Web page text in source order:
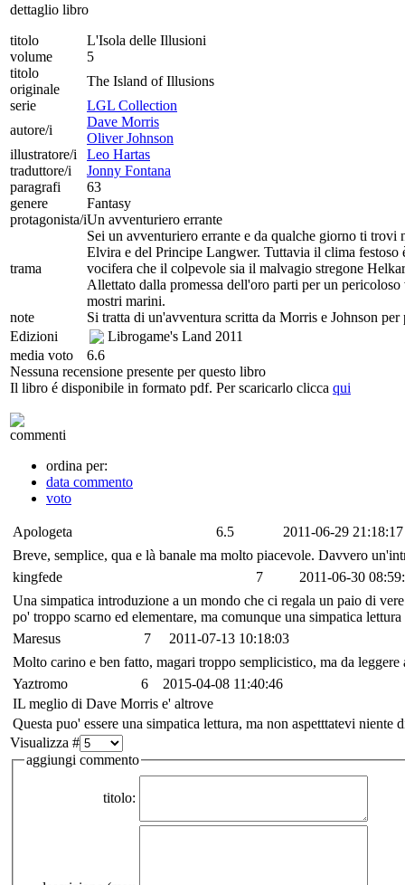
dettaglio libro
titolo
L'Isola delle Illusioni
volume
5
titolo
originale
The Island of Illusions
serie
LGL Collection
autore/i
Dave Morris
Oliver Johnson
illustratore/i
Leo Hartas
traduttore/i
Jonny Fontana
paragrafi
63
genere
Fantasy
protagonista/iUn avventuriero errante
trama
Sei un avventuriero errante e da qualche giorno ti
Elvira e del Principe Langwer. Tuttavia il clima
vocifera che il colpevole sia il malvagio stregone
Allettato dalla promessa dell'oro parti per un
mostri marini.
note
Si tratta di un'avventura scritta da Morris e Johnson
Edizioni
Librogame's Land 2011
media voto
6.6
Nessuna recensione presente per questo libro
Il libro é disponibile in formato pdf. Per scaricarlo clicca qui
commenti
ordina per:
data commento
voto
Apologeta 6.5
2011-06-29 21:18:17
Breve, semplice, qua e là banale ma molto piacevole. Davvero
kingfede
7
2011-06-30
Una simpatica introduzione a un mondo che ci regala un paio di
po' troppo scarno ed elementare, ma comunque una simpatica
Maresus
7
2011-07-13 10:18:03
Molto carino e ben fatto, magari troppo semplicistico, ma da leggere
Yaztromo
6
2015-04-08 11:40:46
IL meglio di Dave Morris e' altrove
Questa puo' essere una simpatica lettura, ma non aspetttatevi niente
Visualizza #
aggiungi commento
titolo: